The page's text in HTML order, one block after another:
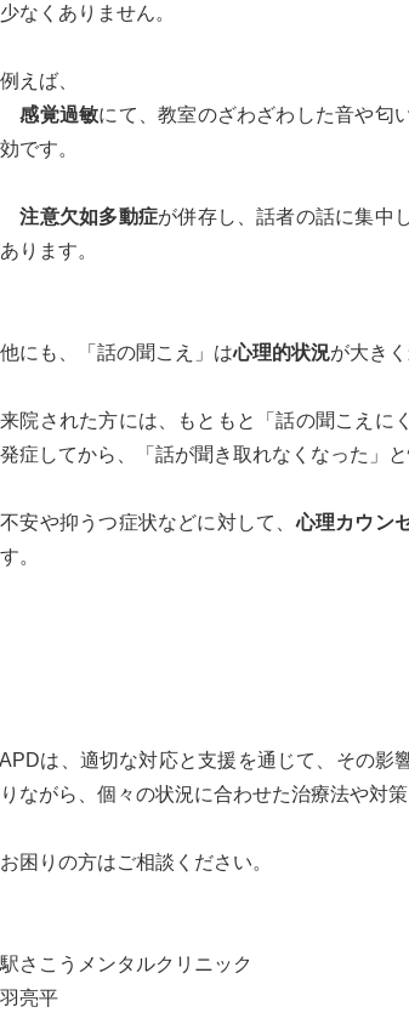
なくありません。
ば、
感覚過敏にて、教室のざわざわした音や匂
です。
注意欠如多動症が併存し、話者の話に集中
ります。
も、「話の聞こえ」は心理的状況が大き
された方には、もともと「話の聞こえに
症してから、「話が聞き取れなくなった」
や抑うつ症状などに対して、心理カウン
。
は、適切な対応と支援を通じて、その影
ながら、個々の状況に合わせた治療法や対
りの方はご相談ください。
さこうメンタルクリニック
亮平